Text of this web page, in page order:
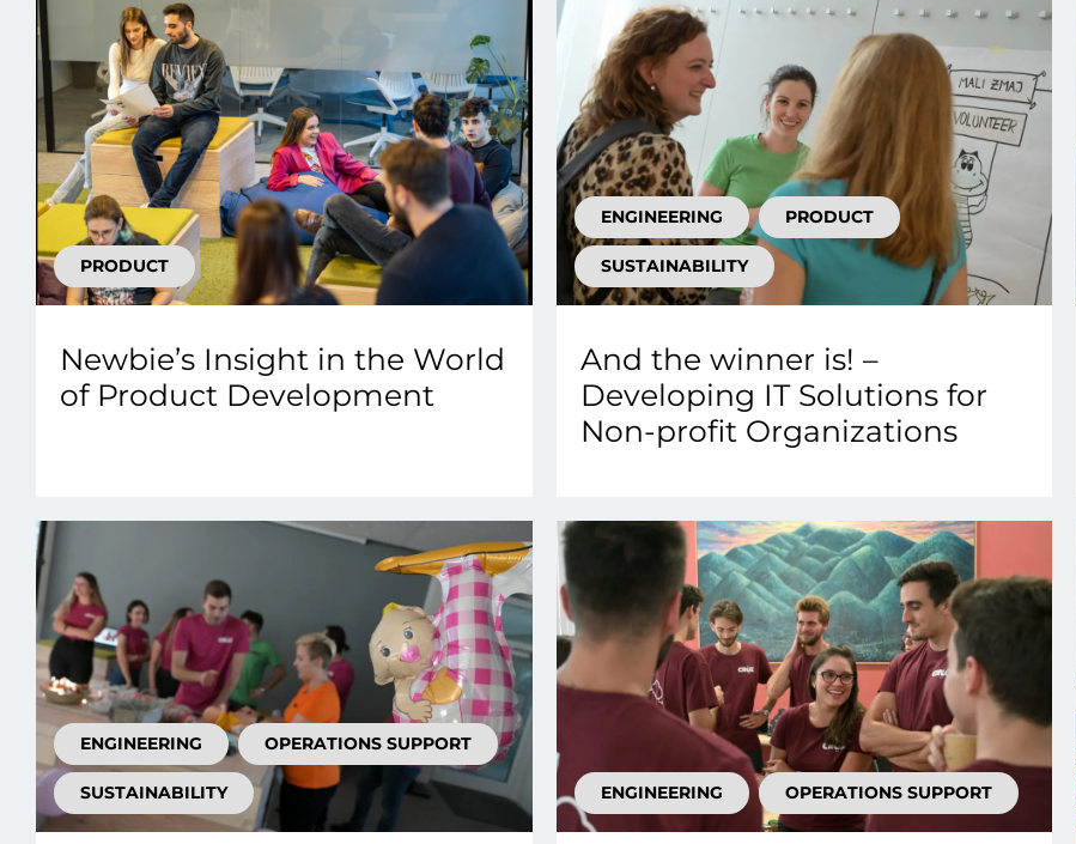
PRODUCT
Newbie’s Insight in the World
of Product Development
ENGINEERING PRODUCT
SUSTAINABILITY
And the winner is! –
Developing IT Solutions for
Non-profit Organizations
ENGINEERING OPERATIONS SUPPORT
SUSTAINABILITY ENGINEERING OPERATIONS SUPPORT